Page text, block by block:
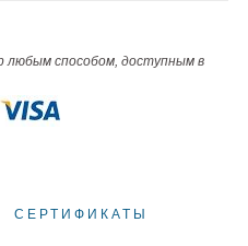
способом, доступным в
СЕРТИФИКАТЫ